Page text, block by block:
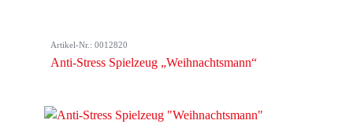
Farbe
Artikel-Nr.: 0012820
Anti-Stress Spielzeug „Weihnachtsmann“